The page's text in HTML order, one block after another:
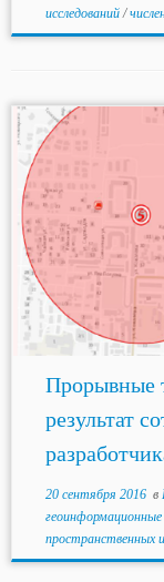
исследований/
Прорывные
результат
20 сентября 2016в
пространственных